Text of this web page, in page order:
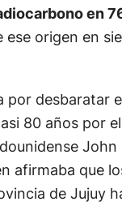
en
ese origen en
por desbaratar
80 años por
John
afirmaba que
de Jujuy